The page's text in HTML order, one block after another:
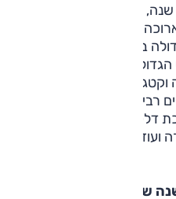
גם הפעם צוות הכתבים
אשר בסופה, ובשקלול
בתחרות עליה תוכלו
נבחרו גם הזוכות והזוכים
נשקלו המתמודדים
רבים המהווים שיקול בקניית
דלק, נוחות נסיעה, התנהגות
ועוד. ובכל סגמנט וסגמנט